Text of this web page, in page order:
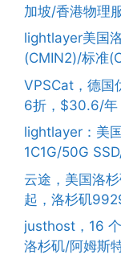
加坡/香港物理
lightlayer美国
(CMIN2)/标准
VPSCat，德国
6折，$30.6/年
lightlayer：美
1C1G/50G
云途，美国洛
起，洛杉矶
justhost，16
洛杉矶/阿姆斯